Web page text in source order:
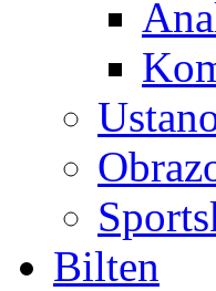
Bilten